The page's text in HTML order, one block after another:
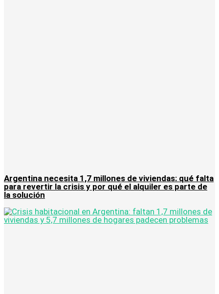
Argentina necesita 1,7 millones de viviendas: qué falta
para revertir la crisis y por qué el alquiler es parte de
la solución